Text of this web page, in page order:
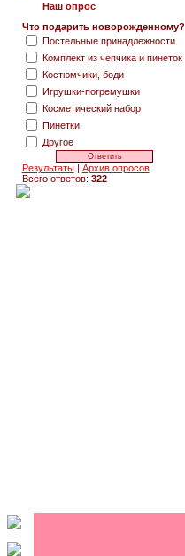
Наш опрос
Что подарить новорожденному?
Постельные принадлежности
Комплект из чепчика и пинеток
Костюмчики, боди
Игрушки-погремушки
Косметический набор
Пинетки
Другое
Результаты| Архив опросов
Всего ответов: 322